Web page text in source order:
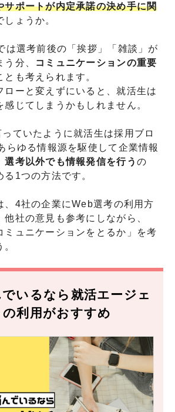
サポートが内定承諾の決め手に関
ょうか。
は選考前後の「挨拶」「雑談」が
分、
コミュニケーションの重要
も考えられます。
ローと変えずにいると、就活生は
感じてしまうかもしれません。
ていたように就活生は採用ブロ
らゆる情報源を駆使して企業情報
選考以外でも情報発信を行う の
る1つの方法です。
、4社の企業にWeb選考の利用方
社の意見も参考にしながら、
ミュニケーションをとるか」を考
いるなら就活エージェ
の利用がおすすめ